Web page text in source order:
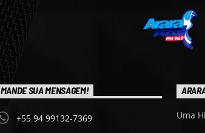
MANDE SUA MENSAGEM!
+55 94 99132-7369 Uma